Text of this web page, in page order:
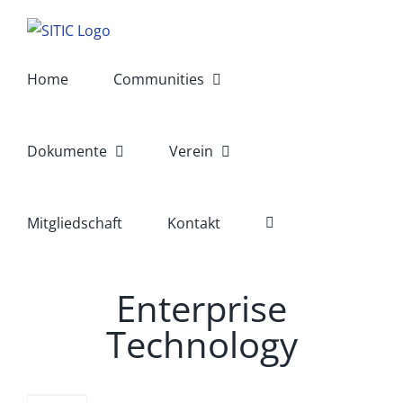
Home
Communities
Dokumente Verein
Mitgliedschaft Kontakt
Enterprise
Technology